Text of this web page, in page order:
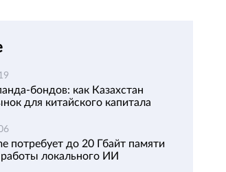
бондов: как Казахстан
для китайского капитала
потребует до 20 Гбайт памяти
локального ИИ